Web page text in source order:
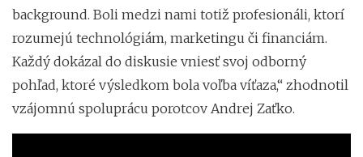
background. Boli medzi nami totiž profesionáli, ktorí
rozumejú technológiám, marketingu či financiám.
Každý dokázal do diskusie vniesť svoj odborný
pohľad, ktoré výsledkom bola voľba víťaza,“ zhodnotil
vzájomnú spoluprácu porotcov Andrej Zaťko.